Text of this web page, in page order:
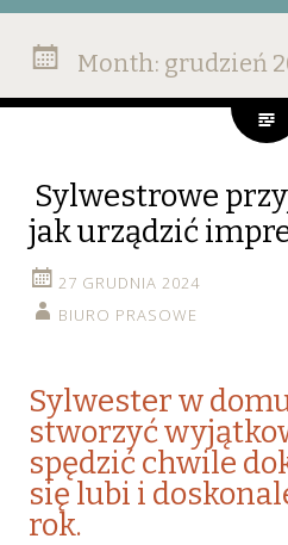
Month: grudzień
Sylwestrowe
jak urządzić
27 GRUDNIA 2024
BIURO PRASOWE
Sylwester w
stworzyć
spędzić chwile
się lubi i
rok.